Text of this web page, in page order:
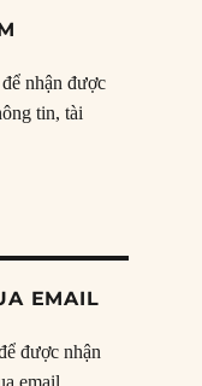
nhận được
tin, tài
EMAIL
được nhận